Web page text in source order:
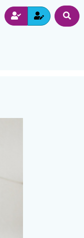
Connexion
Inscription